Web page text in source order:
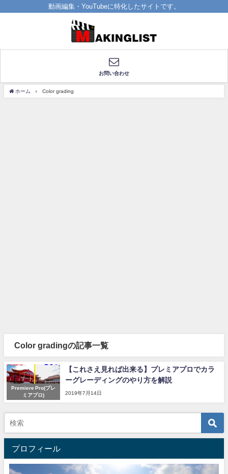
動画編集・YouTubeに特化したサイトです。
お問い合わせ
ホーム Color grading
Color gradingの記事一覧
Premiere Pro(プレ
ミアプロ)
【これさえ見れば出来る】プレミアプロでカラ
ーグレーディングのやり方を解説
2019年7月14日
プロフィール